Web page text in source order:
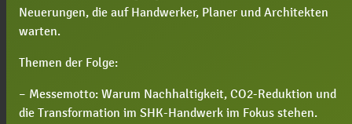
Neuerungen, die auf Handwerker, Planer und Architekten
warten.
Themen der Folge:
– Messemotto: Warum Nachhaltigkeit, CO2-Reduktion und
die Transformation im SHK-Handwerk im Fokus stehen.